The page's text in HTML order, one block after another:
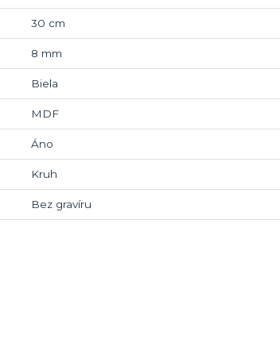
30 cm
8 mm
Biela
MDF
Áno
Kruh
Bez gravíru